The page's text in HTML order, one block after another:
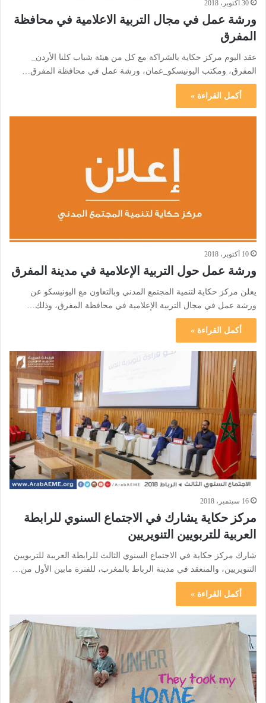
30 أكتوبر، 2018
ورشة عمل في مجال التربية الاعلامية في محافظة
المفرق
عقد اليوم مركز حكاية بالشراكة مع كل من هيئة شباب كلنا الأردن_
المفرق، ومكتب اليونيسكو_عمان، ورشة عمل في محافظة المفرق…
أكمل القراءة »
10 أكتوبر، 2018
ورشة عمل حول التربية الإعلامية في مدينة المفرق
يعلن مركز حكاية لتنمية المجتمع المدني وبالتعاون مع اليونيسكو عن
ورشة عمل في مجال التربية الإعلامية في محافظة المفرق، وذلك…
أكمل القراءة »
16 سبتمبر، 2018
مركز حكاية يشارك في الاجتماع السنوي للرابطة
العربية للتربويين التنويريين
شارك مركز حكاية في الاجتماع السنوي الثالث للرابطة العربية للتربويين
التنويريين، والمنعقد في مدينة الرباط بالمغرب، للفترة مابين الأول من…
أكمل القراءة »